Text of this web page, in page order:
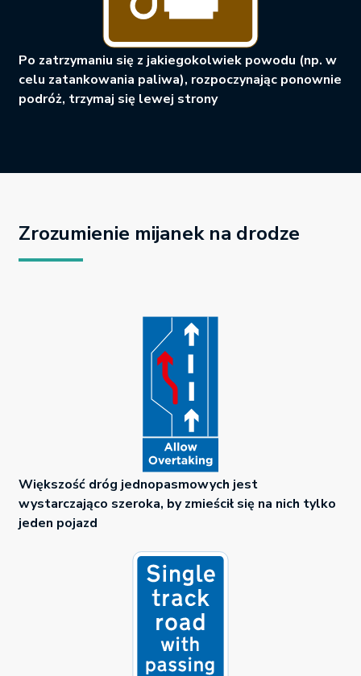
Po zatrzymaniu się z jakiegokolwiek powodu (np. w
celu zatankowania paliwa), rozpoczynając ponownie
podróż, trzymaj się lewej strony
Zrozumienie mijanek na drodze
Większość dróg jednopasmowych jest
wystarczająco szeroka, by zmieścił się na nich tylko
jeden pojazd